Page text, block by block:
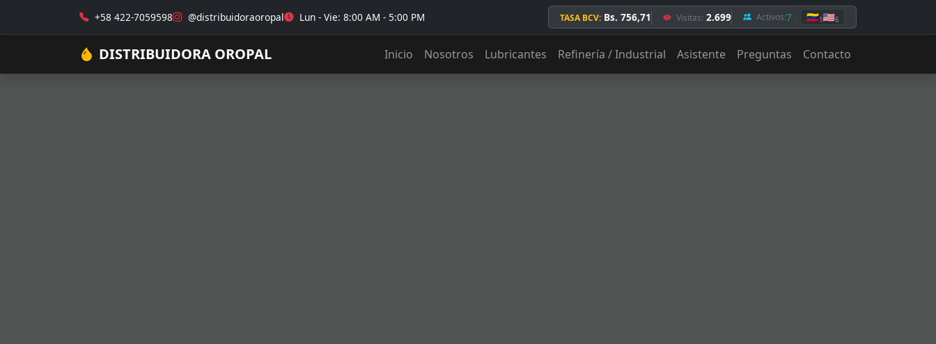
+58 422-7059598 @distribuidoraoropal Lun - Vie: 8:00 AM - 5:00 PM TASA BCV: Bs. 756,71 Visitas: 2.699 Activos:7 🇻🇪1🇺🇸6
DISTRIBUIDORA OROPAL Inicio Nosotros Lubricantes Refinería / Industrial Asistente Preguntas Contacto